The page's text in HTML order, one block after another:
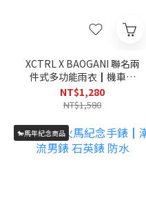
XCTRL X BAOGANI 聯名兩
件式多功能雨衣┃機車族
防風防水 潮流
NT$1,280
NT$1,580
🐎馬年紀念商品